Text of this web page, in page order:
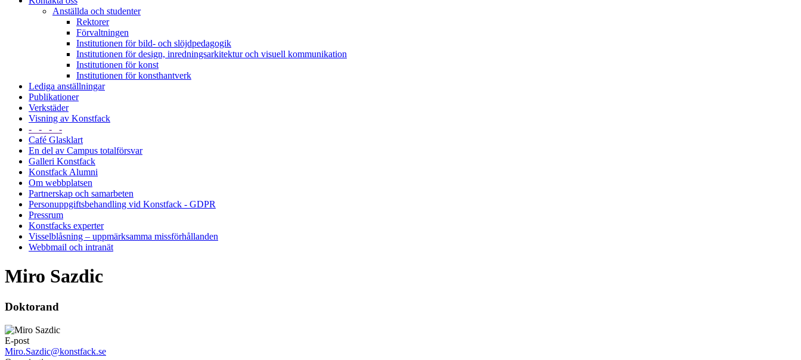
Anställda och studenter
Rektorer
Förvaltningen
Institutionen för bild- och slöjdpedagogik
Institutionen för design, inredningsarkitektur och visuell kommunikation
Institutionen för konst
Institutionen för konsthantverk
Lediga anställningar
Publikationer
Verkstäder
Visning av Konstfack
- - - -
Café Glasklart
En del av Campus totalförsvar
Galleri Konstfack
Konstfack Alumni
Om webbplatsen
Partnerskap och samarbeten
Personuppgiftsbehandling vid Konstfack - GDPR
Pressrum
Konstfacks experter
Visselblåsning – uppmärksamma missförhållanden
Webbmail och intranät
Miro Sazdic
Doktorand
E-post
Miro.Sazdic@konstfack.se